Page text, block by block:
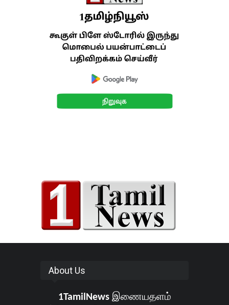
About Us
1TamilNewsஇணையதளம்